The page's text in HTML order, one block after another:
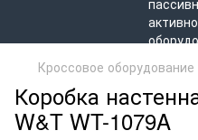
Кроссовое оборудование
Коробка
W&T WT-1079A